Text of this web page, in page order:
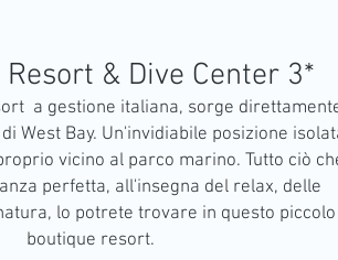
Resort & Dive Center 3*
a gestione italiana, sorge
West Bay. Un'invidiabile posizione
vicino al parco marino. Tutto ciò
perfetta, all'insegna del relax, delle
lo potrete trovare in questo piccolo
boutique resort.